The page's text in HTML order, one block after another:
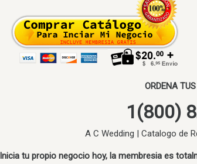
ORDENA
1(800)
A C Wedding | Catalogo de
Inicia tu propio negocio hoy, la membresia es